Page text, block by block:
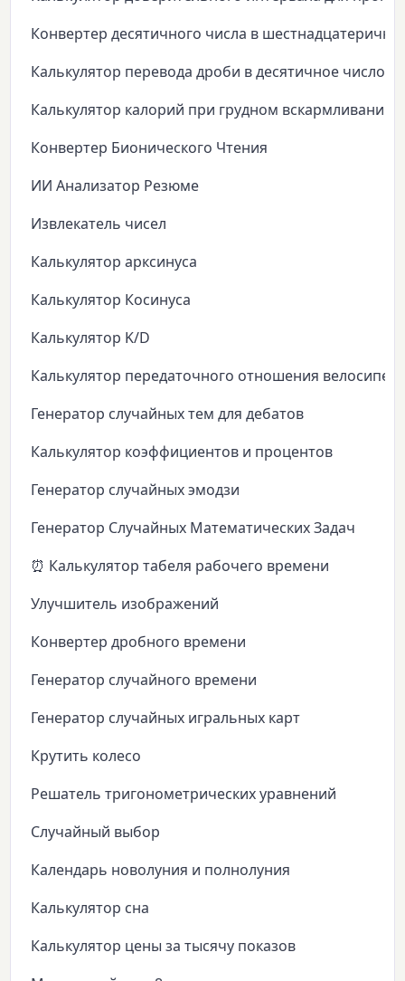
Конвертер десятичного числа в
Калькулятор перевода дроби в десятичное число
Калькулятор калорий при грудном вскармливании
Конвертер Бионического Чтения
ИИ Анализатор Резюме
Извлекатель чисел
Калькулятор арксинуса
Калькулятор Косинуса
Калькулятор K/D
Калькулятор передаточного отношения
Генератор случайных тем для дебатов
Калькулятор коэффициентов и процентов
Генератор случайных эмодзи
Генератор Случайных Математических Задач
⏰ Калькулятор табеля рабочего времени
Улучшитель изображений
Конвертер дробного времени
Генератор случайного времени
Генератор случайных игральных карт
Крутить колесо
Решатель тригонометрических уравнений
Случайный выбор
Календарь новолуния и полнолуния
Калькулятор сна
Калькулятор цены за тысячу показов